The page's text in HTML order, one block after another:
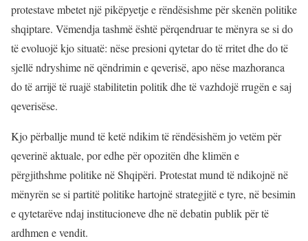
protestave mbetet një pikëpyetje e rëndësishme për skenën politike
shqiptare. Vëmendja tashmë është përqendruar te mënyra se si do
të evoluojë kjo situatë: nëse presioni qytetar do të rritet dhe do të
sjellë ndryshime në qëndrimin e qeverisë, apo nëse mazhoranca
do të arrijë të ruajë stabilitetin politik dhe të vazhdojë rrugën e saj
qeverisëse.
Kjo përballje mund të ketë ndikim të rëndësishëm jo vetëm për
qeverinë aktuale, por edhe për opozitën dhe klimën e
përgjithshme politike në Shqipëri. Protestat mund të ndikojnë në
mënyrën se si partitë politike hartojnë strategjitë e tyre, në besimin
e qytetarëve ndaj institucioneve dhe në debatin publik për të
ardhmen e vendit.